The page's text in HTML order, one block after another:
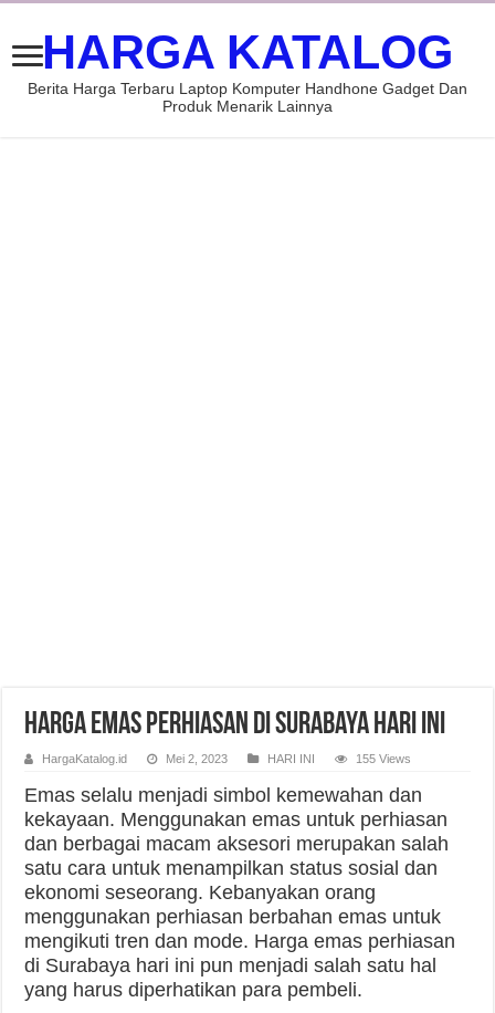
HARGA KATALOG
Berita Harga Terbaru Laptop Komputer Handhone Gadget Dan
Produk Menarik Lainnya
Harga Emas Perhiasan di Surabaya Hari Ini
HargaKatalog.id Mei 2, 2023 HARI INI 155 Views
Emas selalu menjadi simbol kemewahan dan
kekayaan. Menggunakan emas untuk perhiasan
dan berbagai macam aksesori merupakan salah
satu cara untuk menampilkan status sosial dan
ekonomi seseorang. Kebanyakan orang
menggunakan perhiasan berbahan emas untuk
mengikuti tren dan mode. Harga emas perhiasan
di Surabaya hari ini pun menjadi salah satu hal
yang harus diperhatikan para pembeli.